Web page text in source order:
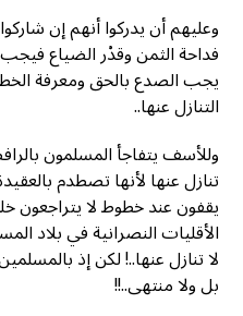
وعليهم أن يدركوا أنهم إن
فداحة الثمن وقدْر الضياع
يجب الصدع بالحق ومعرفة
التنازل عنها..
وللأسف يتفاجأ المسلمون
تنازل عنها لأنها تصطدم
يقفون عند خطوط لا يتراجعون
الأقليات النصرانية في بلاد
لا تنازل عنها..! لكن إذ
بل ولا منتهى..!!